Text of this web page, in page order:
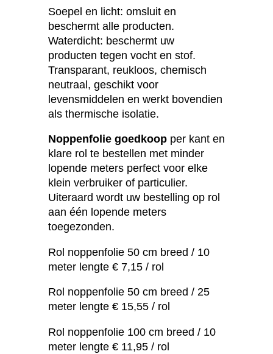
Soepel en licht: omsluit en
beschermt alle producten.
Waterdicht: beschermt uw
producten tegen vocht en stof.
Transparant, reukloos, chemisch
neutraal, geschikt voor
levensmiddelen en werkt bovendien
als thermische isolatie.
Noppenfolie goedkoop per kant en
klare rol te bestellen met minder
lopende meters perfect voor elke
klein verbruiker of particulier.
Uiteraard wordt uw bestelling op rol
aan één lopende meters
toegezonden.
Rol noppenfolie 50 cm breed / 10
meter lengte € 7,15 / rol
Rol noppenfolie 50 cm breed / 25
meter lengte € 15,55 / rol
Rol noppenfolie 100 cm breed / 10
meter lengte € 11,95 / rol